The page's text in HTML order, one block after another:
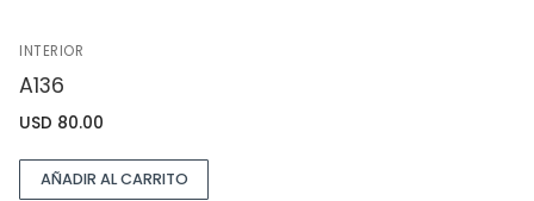
INTERIOR
A136
USD 80.00
AÑADIR AL CARRITO